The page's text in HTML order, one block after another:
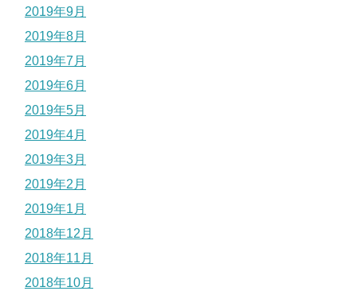
2019年9月
2019年8月
2019年7月
2019年6月
2019年5月
2019年4月
2019年3月
2019年2月
2019年1月
2018年12月
2018年11月
2018年10月